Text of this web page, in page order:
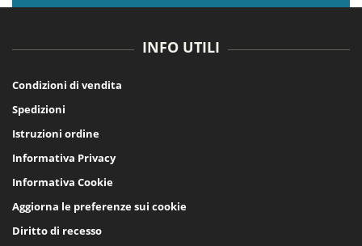
INFO UTILI
Condizioni di vendita
Spedizioni
Istruzioni ordine
Informativa Privacy
Informativa Cookie
Aggiorna le preferenze sui cookie
Diritto di recesso